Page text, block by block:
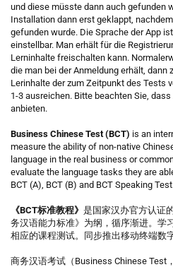
und diese müsste dann auch gefunden
Installation dann erst geklappt,
gefunden wurde. Die Sprache der App
einstellbar. Man erhält für die
Lerninhalte freischalten kann.
die man bei der Anmeldung erhält, dann
Lerinhalte der zum Zeitpunkt des Tests
1-3 ausreichen. Bitte beachten Sie,
anbieten.
Business Chinese Test (BCT) is an
measure the ability of non-native
language in the real business or
evaluate the language tasks they are
BCT (A), BCT (B) and BCT Speaking
《BCT标准教程》 是国家汉办官方认证
务汉语能力标准》为纲，循序渐进。学
相应的课程测试。同步推出移动终端数
商务汉语考试（Business Chinese Test